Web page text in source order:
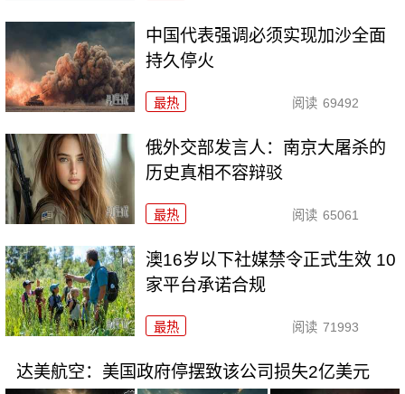
中国代表强调必须实现加沙全面
持久停火
最热 阅读 69492
俄外交部发言人：南京大屠杀的
历史真相不容辩驳
最热 阅读 65061
澳16岁以下社媒禁令正式生效 10
家平台承诺合规
最热 阅读 71993
达美航空：美国政府停摆致该公司损失2亿美元